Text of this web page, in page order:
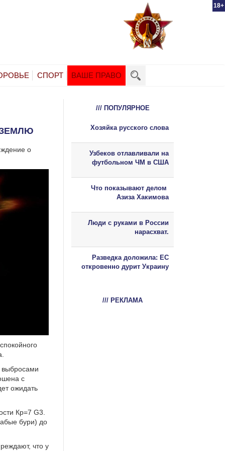
18+
СПОРТ ВАШЕ ПРАВО
о
выбросами
с
ожидать
Кр=7 G3.
бури) до
что у
/// ПОПУЛЯРНОЕ
Хозяйка русского слова
Узбеков отлавливали на
футбольном ЧМ в США
Что показывают делом
Азиза Хакимова
Люди с руками в России
нарасхват.
Разведка доложила: ЕС
откровенно дурит Украину
/// РЕКЛАМА